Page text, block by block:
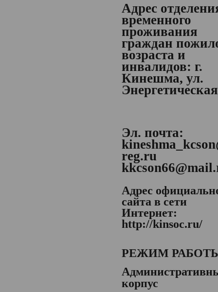
Адрес
временного
проживания
граждан
возраста и
инвалидов: г.
Кинешма, ул.
Эл. почта:
reg.ru
Адрес
сайта в сети
Интернет:
http://kinsoc.ru/
РЕЖИМ
корпус